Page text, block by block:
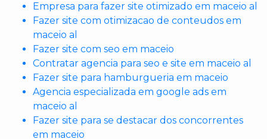
Empresa para fazer site otimizado em maceio al
Fazer site com otimizacao de conteudos em
maceio al
Fazer site com seo em maceio
Contratar agencia para seo e site em maceio al
Fazer site para hamburgueria em maceio
Agencia especializada em google ads em
maceio al
Fazer site para se destacar dos concorrentes
em maceio